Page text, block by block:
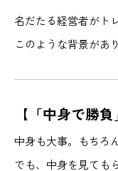
名だたる経営者がト
このような背景があ
【「中身で勝
中身も大事。もちろ
でも、中身を見ても